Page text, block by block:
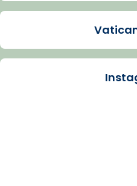
Imatge: Generada
Arquebisbat de